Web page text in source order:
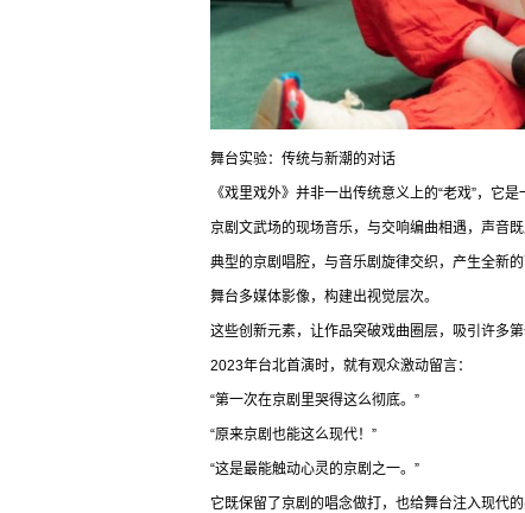
舞台实验：传统与新潮的对话
《戏里戏外》并非一出传统意义上的“老戏”，它是
京剧文武场的现场音乐，与交响编曲相遇，声音既
典型的京剧唱腔，与音乐剧旋律交织，产生全新的
舞台多媒体影像，构建出视觉层次。
这些创新元素，让作品突破戏曲圈层，吸引许多第
2023年台北首演时，就有观众激动留言：
“第一次在京剧里哭得这么彻底。”
“原来京剧也能这么现代！”
“这是最能触动心灵的京剧之一。”
它既保留了京剧的唱念做打，也给舞台注入现代